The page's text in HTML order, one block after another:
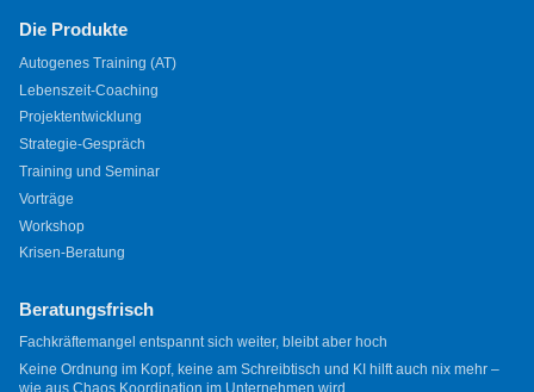
Die Produkte
Autogenes Training (AT)
Lebenszeit-Coaching
Projektentwicklung
Strategie-Gespräch
Training und Seminar
Vorträge
Workshop
Krisen-Beratung
Beratungsfrisch
Fachkräftemangel entspannt sich weiter, bleibt aber hoch
Keine Ordnung im Kopf, keine am Schreibtisch und KI hilft auch nix mehr –
wie aus Chaos Koordination im Unternehmen wird